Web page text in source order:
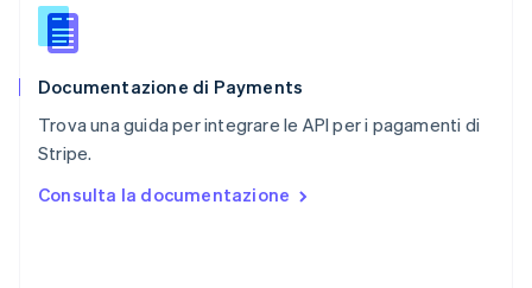
Documentazione di Payments
Trova una guida per integrare le API per i pagamenti di
Stripe.
Consulta la documentazione
English
Slovacchia
Slovenia
Spagna
Español
English Español简体中文